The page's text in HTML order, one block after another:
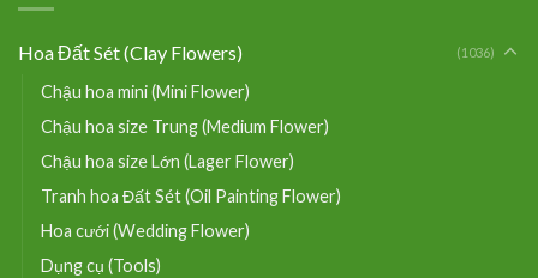
Hoa Đất Sét (Clay Flowers) (1036)
Chậu hoa mini (Mini Flower)
Chậu hoa size Trung (Medium Flower)
Chậu hoa size Lớn (Lager Flower)
Tranh hoa Đất Sét (Oil Painting Flower)
Hoa cưới (Wedding Flower)
Dụng cụ (Tools)